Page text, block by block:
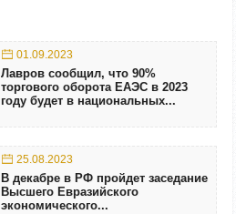
01.09.2023
Лавров сообщил, что 90%
торгового оборота ЕАЭС в 2023
году будет в национальных...
25.08.2023
В декабре в РФ пройдет заседание
Высшего Евразийского
экономического...